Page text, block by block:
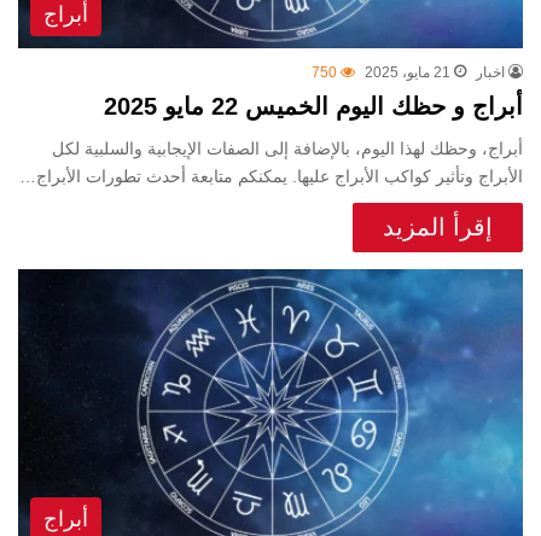
أبراج
اخبار 21 مايو، 2025 750
أبراج و حظك اليوم الخميس 22 مايو 2025
أبراج، وحظك لهذا اليوم، بالإضافة إلى الصفات الإيجابية والسلبية لكل
الأبراج وتأثير كواكب الأبراج عليها. يمكنكم متابعة أحدث تطورات الأبراج…
إقرأ المزيد
أبراج